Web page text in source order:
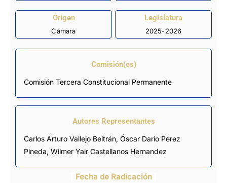
Origen
Cámara
Legislatura
2025-2026
Comisión(es)
Comisión Tercera Constitucional Permanente
Autores Representantes
Carlos Arturo Vallejo Beltrán, Óscar Darío Pérez
Pineda, Wilmer Yair Castellanos Hernandez
Fecha de Radicación